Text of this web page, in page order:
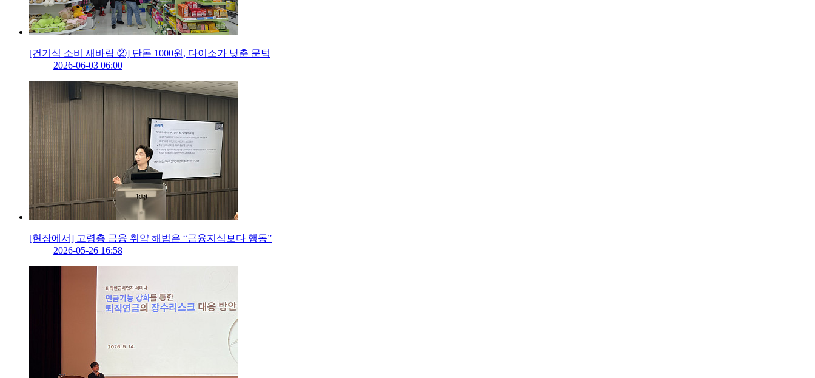
[건기식 소비 새바람 ②] 단돈 1000원, 다이소가 낮춘 문턱
2026-06-03 06:00
[현장에서] 고령층 금융 취약 해법은 “금융지식보다 행동”
2026-05-26 16:58